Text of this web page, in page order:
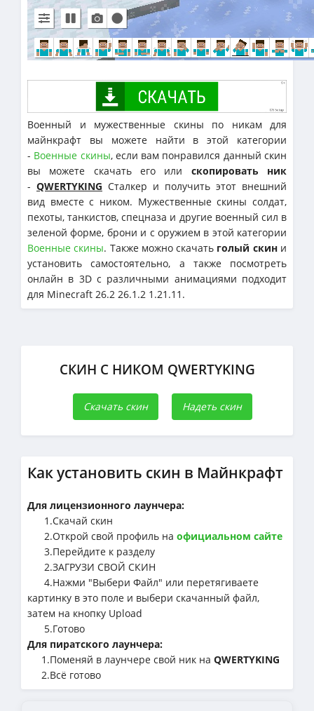
Военный и мужественные скины по никам для
майнкрафт вы можете найти в этой категории
- Военные скины, если вам понравился данный скин
вы можете скачать его или скопировать ник
- QWERTYKING Сталкер и получить этот внешний
вид вместе с ником. Мужественные скины солдат,
пехоты, танкистов, спецназа и другие военный сил в
зеленой форме, брони и с оружием в этой категории
Военные скины. Также можно скачать голый скини
установить самостоятельно, а также посмотреть
онлайн в 3D с различными анимациями подходит
для Minecraft 26.2 26.1.2 1.21.11.
СКИН С НИКОМ QWERTYKING
Скачать скин Надеть скин
Как установить скин в Майнкрафт
Для лицензионного лаунчера:
1.Cкачай скин
2.Открой свой профиль на официальном сайте
3.Перейдите к разделу
2.ЗАГРУЗИ СВОЙ СКИН
4.Нажми "Выбери Файл" или перетягиваете
картинку в это поле и выбери скачанный файл,
затем на кнопку Upload
5.Готово
Для пиратского лаунчера:
1.Поменяй в лаунчере свой ник на QWERTYKING
2.Всё готово